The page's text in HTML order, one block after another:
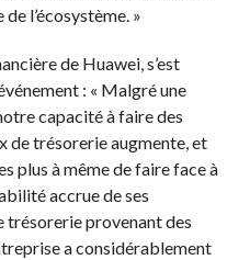
l’écosystème. »
de Huawei, s’est
: « Malgré une
capacité à faire des
de trésorerie augmente, et
plus à même de faire face à
accrue de ses
trésorerie provenant des
a considérablement